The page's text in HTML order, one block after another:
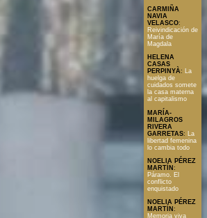
CARMIÑA
NAVIA
VELASCO:
Reivindicación de
María de
Magdala
HELENA
CASAS
PERPINYÀ: La
huelga de
cuidados somete
la casa materna
al capitalismo
MARÍA-
MILAGROS
RIVERA
GARRETAS:
La
libertad femenina
lo cambia todo
NOELIA PÉREZ
MARTÍN :
Páramo. El
conflicto
enquistado
NOELIA PÉREZ
MARTÍN :
Memoria viva